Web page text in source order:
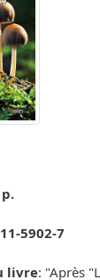
5902-7
livre: "Après